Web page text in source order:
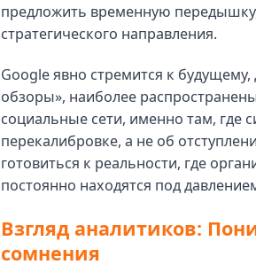
предложить временную
стратегического направления.
Google явно стремится к
обзоры», наиболее
социальные сети, именно там, где
перекалибровке, а не об
готовиться к реальности, где
постоянно находятся под
Взгляд аналитиков:
сомнения